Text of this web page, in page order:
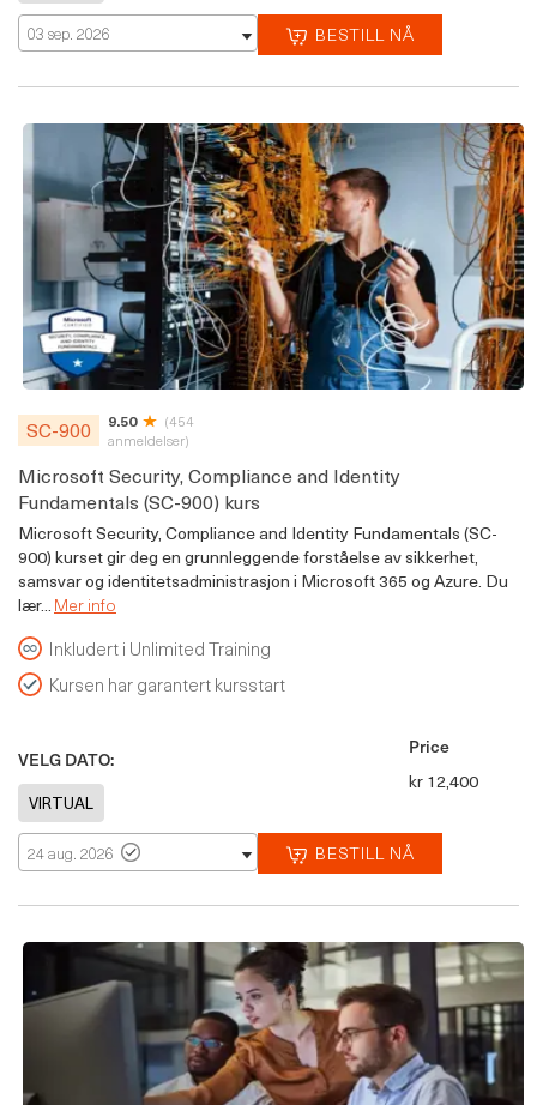
03 sep. 2026 BESTILL NÅ
SC-900 9.50
(454
anmeldelser)
Microsoft Security, Compliance and Identity
Fundamentals (SC-900) kurs
Microsoft Security, Compliance and Identity Fundamentals (SC-
900) kurset gir deg en grunnleggende forståelse av sikkerhet,
samsvar og identitetsadministrasjon i Microsoft 365 og Azure. Du
lær...Mer info
Inkludert i Unlimited Training
Kursen har garantert kursstart
VELG DATO:
24 aug. 2026 BESTILL NÅ
Price
kr 12,400